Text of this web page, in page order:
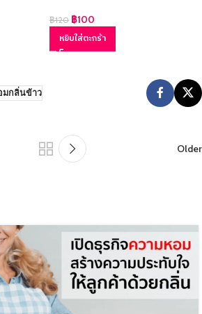
฿120 ฿100
หยิบใส่ตะกร้า
มกลิ่นข้าว
Older